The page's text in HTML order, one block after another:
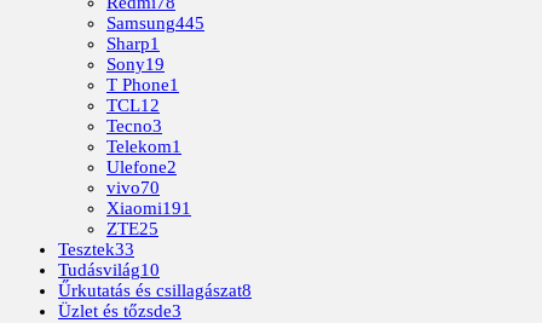
Samsung445
Sharp1
Sony19
T Phone1
TCL12
Tecno3
Telekom1
Ulefone2
vivo70
Xiaomi191
ZTE25
Tesztek33
Tudásvilág10
Űrkutatás és csillagászat8
Üzlet és tőzsde3